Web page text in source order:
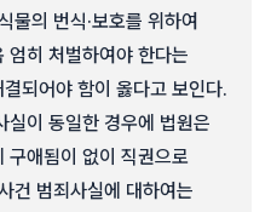
물의 번식·보호를 위하여
엄히 처벌하여야 한다는
되어야 함이 옳다고 보인다.
실이 동일한 경우에 법원은
구애됨이 없이 직권으로
건 범죄사실에 대하여는